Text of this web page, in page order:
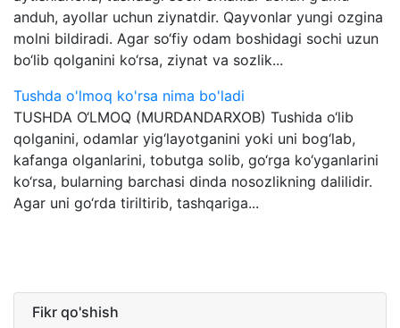
anduh, ayollar uchun ziynatdir. Qayvonlar yungi ozgina
molni bildiradi. Agar so‘fiy odam boshidagi sochi uzun
bo‘lib qolganini ko‘rsa, ziynat va sozlik...
Tushda o'lmoq ko'rsa nima bo'ladi
TUSHDA O‘LMOQ (MURDANDARXOB) Tushida o‘lib
qolganini, odamlar yig‘layotganini yoki uni bog‘lab,
kafanga olganlarini, tobutga solib, go‘rga ko‘yganlarini
ko‘rsa, bularning barchasi dinda nosozlikning dalilidir.
Agar uni go‘rda tiriltirib, tashqariga...
Fikr qo'shish